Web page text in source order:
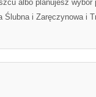
albo planujesz
Ślubna i Zaręczynowa i